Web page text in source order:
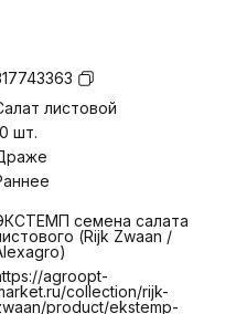
листовой
шт.
семена салата
(Rijk Zwaan /
agroopt-
collection/rijk-
product/ekstemp-